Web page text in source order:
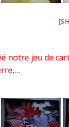
notre jeu de